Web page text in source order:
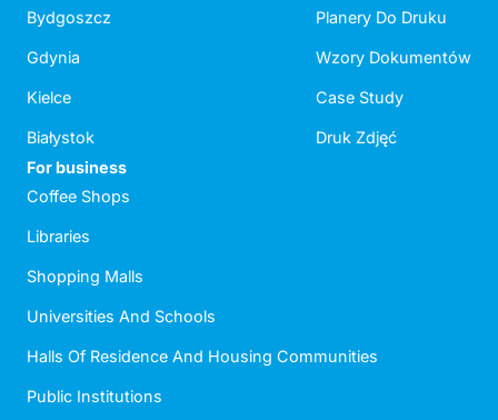
Bydgoszcz
Gdynia
Kielce
Białystok
Planery Do Druku
Wzory Dokumentów
Case Study
Druk Zdjęć
For business
Coffee Shops
Libraries
Shopping Malls
Universities And Schools
Halls Of Residence And Housing Communities
Public Institutions